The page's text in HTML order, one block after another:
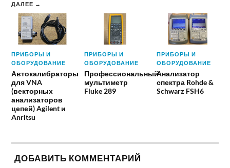
ДАЛЕЕ →
ПРИБОРЫ И
ОБОРУДОВАНИЕ
Автокалибраторы
для VNA
(векторных
анализаторов
цепей) Agilent и
Anritsu
ПРИБОРЫ И
ОБОРУДОВАНИЕ
Профессиональный
мультиметр
Fluke 289
ПРИБОРЫ И
ОБОРУДОВАНИЕ
Анализатор
спектра Rohde &
Schwarz FSH6
ДОБАВИТЬ КОММЕНТАРИЙ